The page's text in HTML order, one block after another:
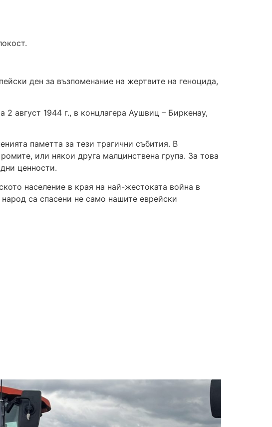
ден за възпоменание на жертвите на геноцида,
август 1944 г., в концлагера Аушвиц – Биркенау,
паметта за тези трагични събития. В
или някои друга малцинствена група. За това
ценности.
население в края на най-жестоката война в
са спасени не само нашите еврейски